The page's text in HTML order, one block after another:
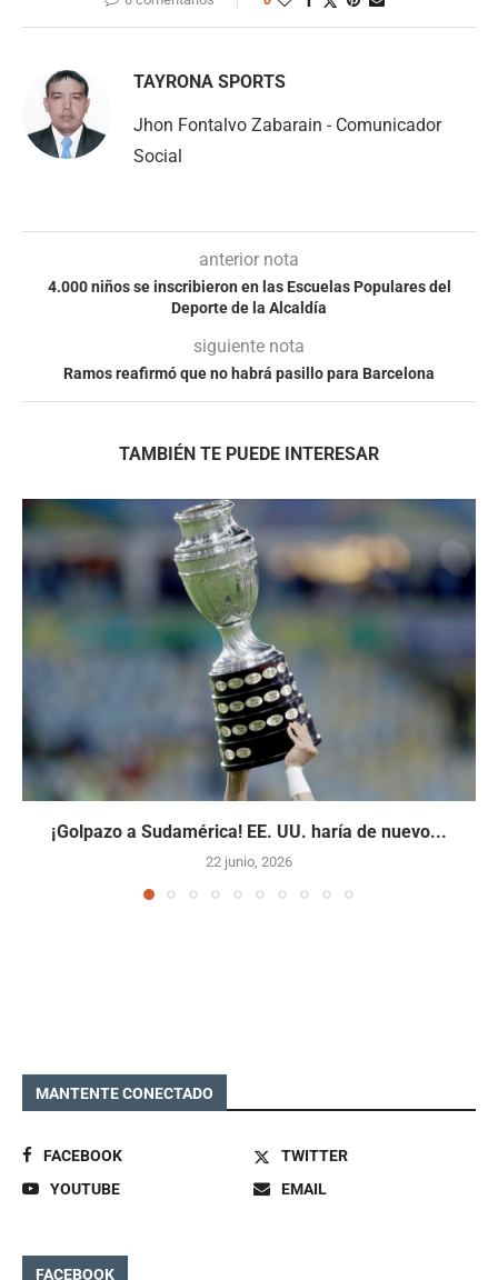
TAYRONA SPORTS
Jhon Fontalvo Zabarain - Comunicador
Social
anterior nota
4.000 niños se inscribieron en las Escuelas Populares del
Deporte de la Alcaldía
siguiente nota
Ramos reafirmó que no habrá pasillo para Barcelona
TAMBIÉN TE PUEDE INTERESAR
¡Golpazo a Sudamérica! EE. UU. haría de nuevo...
22 junio, 2026
MANTENTE CONECTADO
FACEBOOK
TWITTER
YOUTUBE
EMAIL
FACEBOOK